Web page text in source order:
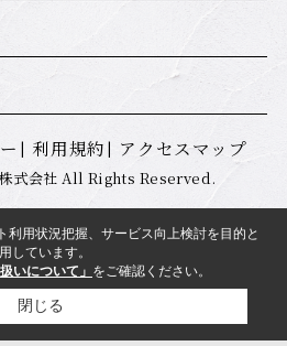
利用規約 アクセスマップ
式会社 All Rights Reserved.
利用状況把握、サービス向上検討を目的と
しています。
いについて」 をご確認ください。
閉じる